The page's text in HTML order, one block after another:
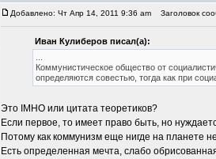
Добавлено: Чт Апр 14, 2011 9:36 am Заголовок
Иван Кулиберов писал(а):
Коммунистическое общество от
определяются совестью, тогда как при
Это IMHO или цитата теоретиков?
Если первое, то имеет право быть, но
Потому как коммунизм еще нигде на планете
Есть определенная мечта, слабо